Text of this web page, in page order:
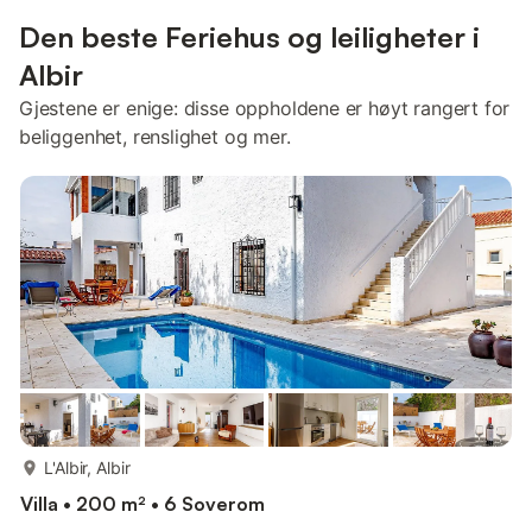
Den beste Feriehus og leiligheter i
Albir
Gjestene er enige: disse oppholdene er høyt rangert for
beliggenhet, renslighet og mer.
L'Albir, Albir
Villa • 200 m² • 6 Soverom